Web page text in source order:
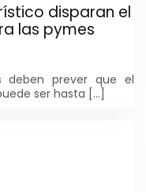
disparan el
las pymes
deben prever que el
ser hasta […]